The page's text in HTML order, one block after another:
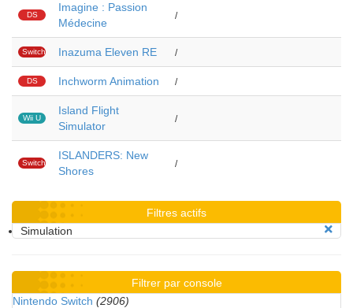
DS
Imagine : Passion
Médecine
/
Switch Inazuma Eleven RE /
DS Inchworm Animation /
Wii U
Island Flight
Simulator
/
Switch
ISLANDERS: New
Shores
/
Filtres actifs
Simulation
Filtrer par console
Nintendo Switch (2906)